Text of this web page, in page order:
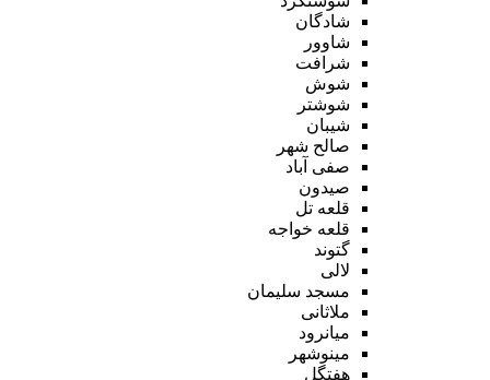
شادگان
شاوور
شرافت
شوش
شوشتر
شیبان
صالح شهر
صفی آباد
صیدون
قلعه تل
قلعه خواجه
گتوند
لالی
مسجد سلیمان
ملاثانی
میانرود
مینوشهر
هفتگل